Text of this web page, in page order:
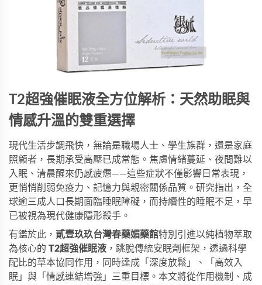
T2超強催眠液全方位解析：天然助眠與
情感升溫的雙重選擇
現代生活步調飛快，無論是職場人士、學生族群，還是家庭
照顧者，長期承受高壓已成常態。焦慮情緒蔓延、夜間難以
入眠、清晨醒來仍感疲憊——這些症狀不僅影響日常表現，
更悄悄削弱免疫力、記憶力與親密關係品質。研究指出，全
球逾三成人口長期面臨睡眠障礙，而持續性的睡眠不足，早
已被視為現代健康隱形殺手。
有鑑於此， 貳壹玖玖台灣春藥媚藥館特別引進以純植物萃取
為核心的 T2超強催眠液 ，跳脫傳統安眠劑框架，透過科學
配比的草本協同作用，同時達成「深度放鬆」、「高效入
眠」與「情感連結增強」三重目標。本文將從作用機制、成